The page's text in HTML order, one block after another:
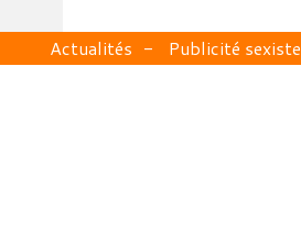
Actualités Publicité sexiste